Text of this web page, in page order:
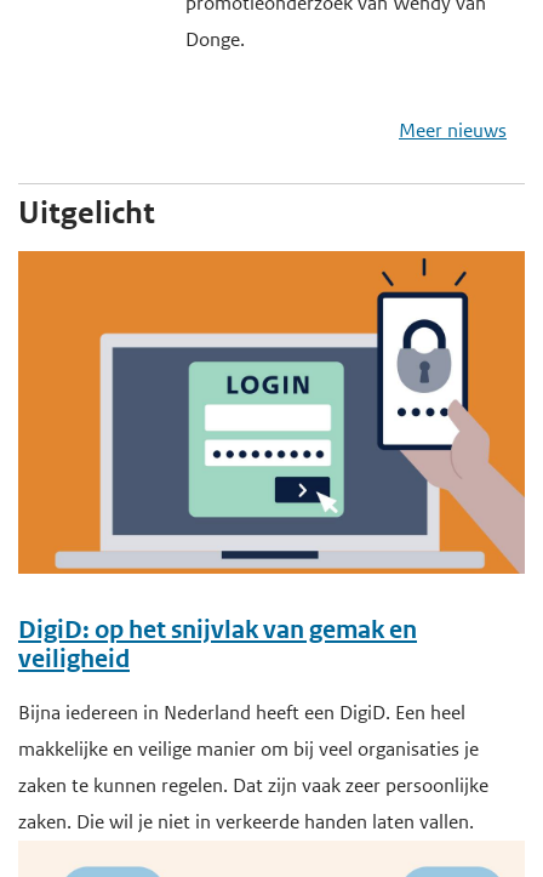
Donge.
Meer nieuws
Uitgelicht
DigiD: op het snijvlak van gemak en
veiligheid
Bijna iedereen in Nederland heeft een DigiD. Een heel
makkelijke en veilige manier om bij veel organisaties je
zaken te kunnen regelen. Dat zijn vaak zeer persoonlijke
zaken. Die wil je niet in verkeerde handen laten vallen.